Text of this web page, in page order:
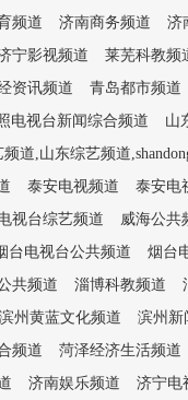
频道 济南商务频道 济
宁影视频道 莱芜科教频
资讯频道 青岛都市频道
电视台新闻综合频道
山
道,山东综艺频道
泰安电视频道
泰安电
视台综艺频道 威海公共
台电视台公共频道 烟台
共频道 淄博科教频道
滨州黄蓝文化频道 滨州新
频道 菏泽经济生活频道
济南娱乐频道 济宁电